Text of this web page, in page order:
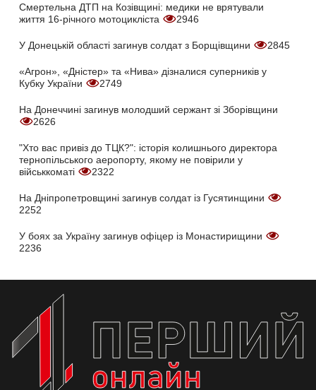
Смертельна ДТП на Козівщині: медики не врятували
життя 16-річного мотоцикліста
2946
У Донецькій області загинув солдат з Борщівщини 2845
«Агрон», «Дністер» та «Нива» дізналися суперників у
Кубку України
2749
На Донеччині загинув молодший сержант зі Зборівщини
2626
"Хто вас привіз до ТЦК?": історія колишнього директора
тернопільського аеропорту, якому не повірили у
військкоматі
2322
На Дніпропетровщині загинув солдат із Гусятинщини
2252
У боях за Україну загинув офіцер із Монастирищини
2236